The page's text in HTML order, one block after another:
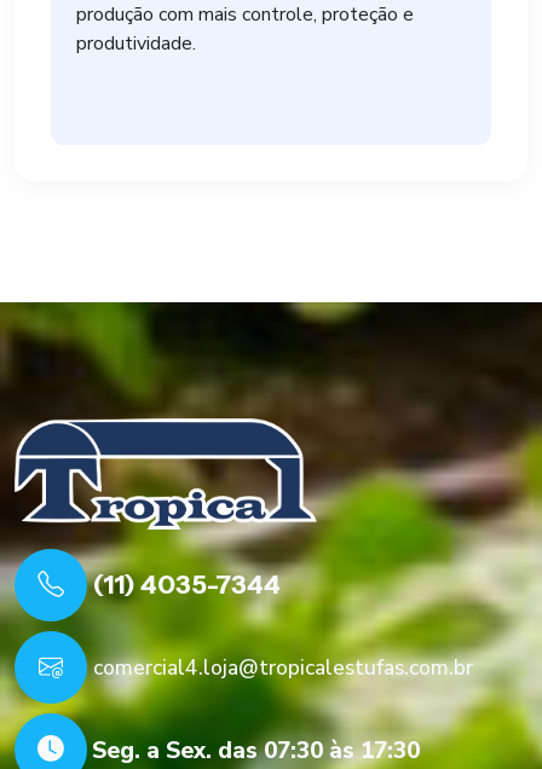
produção com mais controle, proteção e
produtividade.
(11) 4035-7344
comercial4.loja@tropicalestufas.com.br
Seg. a Sex. das 07:30 às 17:30